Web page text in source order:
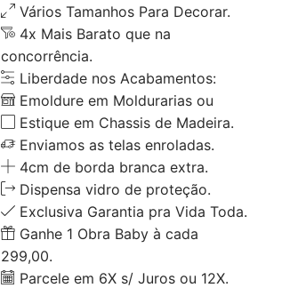
Vários Tamanhos Para Decorar.
4x Mais Barato que na
concorrência.
Liberdade nos Acabamentos:
Emoldure em Moldurarias ou
Estique em Chassis de Madeira.
Enviamos as telas enroladas.
4cm de borda branca extra.
Dispensa vidro de proteção.
Exclusiva Garantia pra Vida Toda.
Ganhe 1 Obra Baby à cada
299,00.
Parcele em 6X s/ Juros ou 12X.